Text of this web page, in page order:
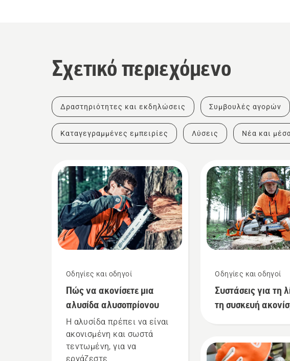
Σχετικό περιεχόμενο
Δραστηριότητες και εκδηλώσεις Συμβουλές αγορών
Καταγεγραμμένες εμπειρίες Λύσεις Νέα και
Οδηγίες και οδηγοί
Πώς να ακονίσετε μια
αλυσίδα αλυσοπρίονου
Η αλυσίδα πρέπει να είναι
ακονισμένη και σωστά
τεντωμένη, για να
εργάζεστε
Οδηγίες και οδηγοί
Συστάσεις για τη
τη συσκευή